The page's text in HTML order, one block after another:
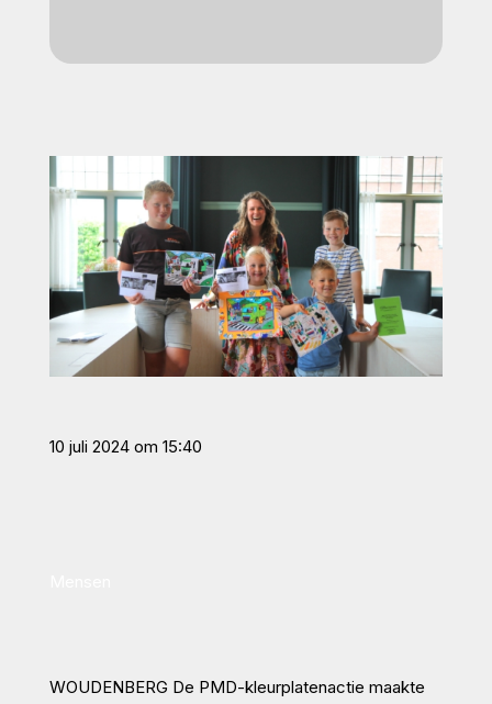
10 juli 2024 om 15:40
WOUDENBERG De PMD-kleurplatenactie maakte